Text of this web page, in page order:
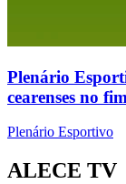
Plenário
cearenses no
Plenário Esportivo
ALECE TV